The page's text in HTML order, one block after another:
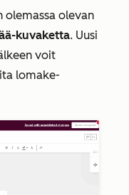
olemassa olevan
kuvaketta. Uusi
voit
lomake-